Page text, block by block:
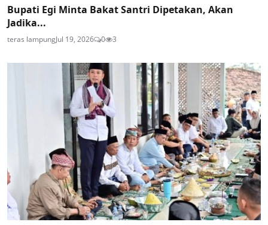
Bupati Egi Minta Bakat Santri Dipetakan, Akan
Jadika...
teras lampungJul 19, 2026 0 3